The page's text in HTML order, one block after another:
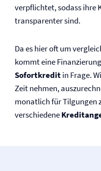
verpflichtet, sodass ihre
transparenter sind.
Da es hier oft um
kommt eine
Sofortkreditin Frage.
Zeit nehmen,
monatlich für Tilgungen
verschiedene